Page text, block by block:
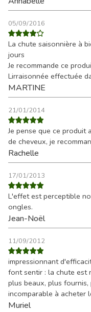
05/09/2016
La chute saisonnière à
jours
Je recommande ce
Lirraisonnée effectuée
MARTINE
21/01/2014
Je pense que ce produit
de cheveux, je
Rachelle
17/01/2013
L'effet est perceptible
ongles.
Jean-Noël
11/09/2012
impressionnant
font sentir : la chute est
plus beaux, plus
incomparable à acheter
Muriel